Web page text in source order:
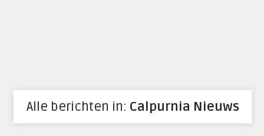
Alle berichten in: Calpurnia Nieuws